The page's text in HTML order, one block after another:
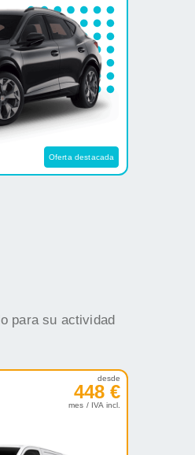
Oferta destacada
para su actividad
desde
448 €
mes / IVA incl.